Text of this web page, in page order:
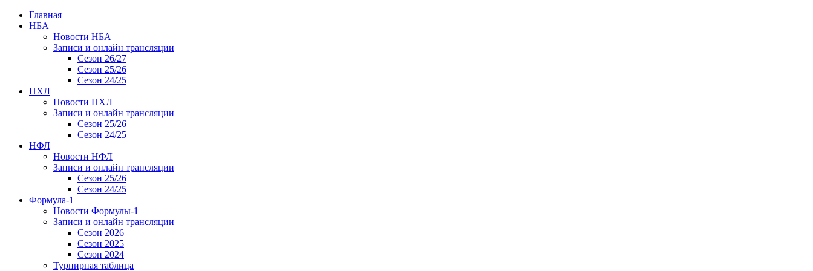
Главная
НБА
Новости НБА
Записи и онлайн трансляции
Сезон 26/27
Сезон 25/26
Сезон 24/25
НХЛ
Новости НХЛ
Записи и онлайн трансляции
Сезон 25/26
Сезон 24/25
НФЛ
Новости НФЛ
Записи и онлайн трансляции
Сезон 25/26
Сезон 24/25
Формула-1
Новости Формулы-1
Записи и онлайн трансляции
Сезон 2026
Сезон 2025
Сезон 2024
Турнирная таблица